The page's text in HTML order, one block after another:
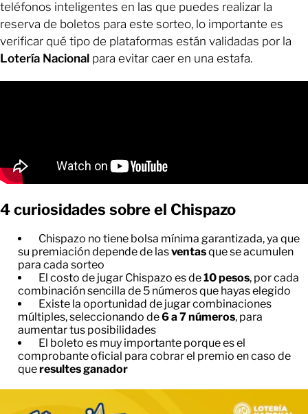
teléfonos inteligentes en las que puedes realizar la
reserva de boletos para este sorteo, lo importante es
verificar qué tipo de plataformas están validadas por la
Lotería Nacional para evitar caer en una estafa.
4 curiosidades sobre el Chispazo
Chispazo no tiene bolsa mínima garantizada, ya que
su premiación depende de lasventasque se acumulen
para cada sorteo
El costo de jugar Chispazo es de10 pesos, por cada
combinación sencilla de 5 números que hayas elegido
Existe la oportunidad de jugar combinaciones
múltiples, seleccionando de6 a 7 números, para
aumentar tus posibilidades
El boleto es muy importante porque es el
comprobante oficial para cobrar el premio en caso de
queresultes ganador